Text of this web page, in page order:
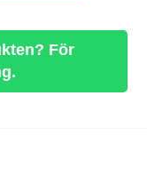
För